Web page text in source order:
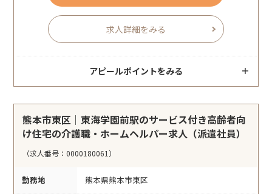
求人詳細をみる
アピールポイントをみる
熊本市東区｜東海学園前駅のサービス付き高齢者向
け住宅の介護職・ホームヘルパー求人（派遣社員）
（求人番号：0000180061）
勤務地 熊本県熊本市東区